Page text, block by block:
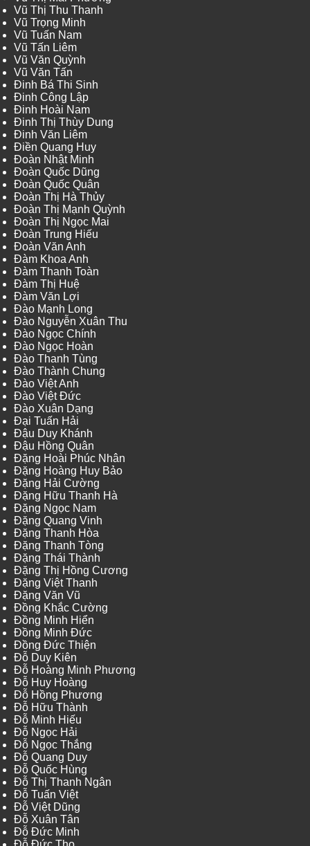
Vũ Thị Thu Thanh
Vũ Trọng Minh
Vũ Tuấn Nam
Vũ Tấn Liêm
Vũ Văn Quỳnh
Vũ Văn Tấn
Đinh Bá Thi Sinh
Đinh Công Lập
Đinh Hoài Nam
Đinh Thị Thùy Dung
Đinh Văn Liêm
Điền Quang Huy
Đoàn Nhật Minh
Đoàn Quốc Dũng
Đoàn Quốc Quân
Đoàn Thị Hà Thủy
Đoàn Thị Mạnh Quỳnh
Đoàn Thị Ngọc Mai
Đoàn Trung Hiếu
Đoàn Văn Anh
Đàm Khoa Anh
Đàm Thanh Toàn
Đàm Thị Huệ
Đàm Văn Lợi
Đào Mạnh Long
Đào Nguyễn Xuân Thu
Đào Ngọc Chính
Đào Ngọc Hoàn
Đào Thanh Tùng
Đào Thành Chung
Đào Việt Anh
Đào Việt Đức
Đào Xuân Dạng
Đại Tuấn Hải
Đậu Duy Khánh
Đậu Hồng Quân
Đặng Hoài Phúc Nhân
Đặng Hoàng Huy Bảo
Đặng Hải Cường
Đặng Hữu Thanh Hà
Đặng Ngọc Nam
Đặng Quang Vinh
Đặng Thanh Hòa
Đặng Thanh Tòng
Đặng Thái Thành
Đặng Thị Hồng Cương
Đặng Việt Thanh
Đặng Văn Vũ
Đồng Khắc Cường
Đồng Minh Hiển
Đồng Minh Đức
Đồng Đức Thiện
Đỗ Duy Kiên
Đỗ Hoàng Minh Phương
Đỗ Huy Hoàng
Đỗ Hồng Phương
Đỗ Hữu Thành
Đỗ Minh Hiếu
Đỗ Ngọc Hải
Đỗ Ngọc Thắng
Đỗ Quang Duy
Đỗ Quốc Hùng
Đỗ Thị Thanh Ngân
Đỗ Tuấn Việt
Đỗ Việt Dũng
Đỗ Xuân Tân
Đỗ Đức Minh